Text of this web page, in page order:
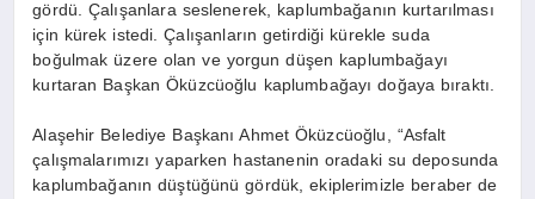
gördü. Çalışanlara seslenerek, kaplumbağanın kurtarılması
için kürek istedi. Çalışanların getirdiği kürekle suda
boğulmak üzere olan ve yorgun düşen kaplumbağayı
kurtaran Başkan Öküzcüoğlu kaplumbağayı doğaya bıraktı.
Alaşehir Belediye Başkanı Ahmet Öküzcüoğlu, “Asfalt
çalışmalarımızı yaparken hastanenin oradaki su deposunda
kaplumbağanın düştüğünü gördük, ekiplerimizle beraber de